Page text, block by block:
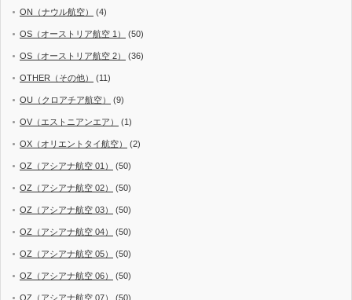
ON（ナウル航空） (4)
OS（オーストリア航空 1） (50)
OS（オーストリア航空 2） (36)
OTHER（その他） (11)
OU（クロアチア航空） (9)
OV（エストニアンエア） (1)
OX（オリエントタイ航空） (2)
OZ（アシアナ航空 01） (50)
OZ（アシアナ航空 02） (50)
OZ（アシアナ航空 03） (50)
OZ（アシアナ航空 04） (50)
OZ（アシアナ航空 05） (50)
OZ（アシアナ航空 06） (50)
OZ（アシアナ航空 07） (50)